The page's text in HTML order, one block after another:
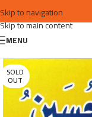
Skip to navigation
Skip to main content
MENU
SOLD
OUT